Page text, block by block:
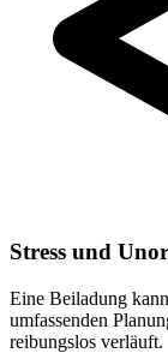
Stress und
Eine Beiladung
umfassenden
reibungslos verläuft.